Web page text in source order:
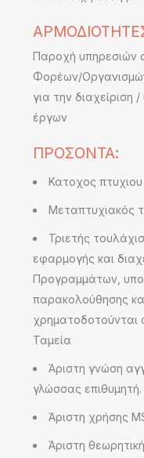
Παροχή υπηρεσιών
Φορέων/
για την
έργων
ΠΡΟΣΟΝΤΑ:
Κατοχος πτυχιου
Μεταπτυχιακός
Τριετής
εφαρμογής και
Προγραμμάτων,
παρακολούθησης
χρηματοδοτούνται
Ταμεία
Άριστη γνώση
γλώσσας επιθυμητή.
Άριστη χρήσης
Άριστη